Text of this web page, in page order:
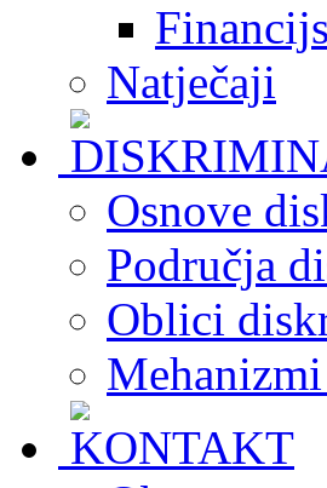
Natječaji
Osnove
Područja
Oblici